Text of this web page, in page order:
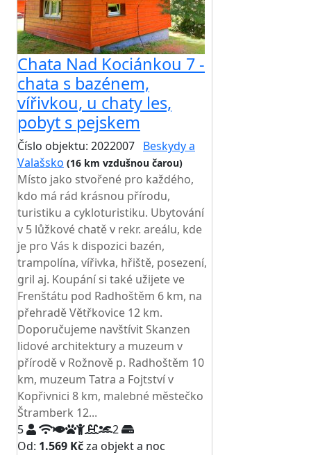
Chata Nad Kociánkou 7 -
chata s bazénem,
vířivkou, u chaty les,
pobyt s pejskem
Číslo objektu: 2022007 Beskydy a
Valašsko (16 km vzdušnou čarou)
Místo jako stvořené pro každého,
kdo má rád krásnou přírodu,
turistiku a cykloturistiku. Ubytování
v 5 lůžkové chatě v rekr. areálu, kde
je pro Vás k dispozici bazén,
trampolína, vířivka, hřiště, posezení,
gril aj. Koupání si také užijete ve
Frenštátu pod Radhoštěm 6 km, na
přehradě Větřkovice 12 km.
Doporučujeme navštívit Skanzen
lidové architektury a muzeum v
přírodě v Rožnově p. Radhoštěm 10
km, muzeum Tatra a Fojtství v
Kopřivnici 8 km, malebné městečko
Štramberk 12...
5
2
Od: 1.569 Kčza objekt a noc